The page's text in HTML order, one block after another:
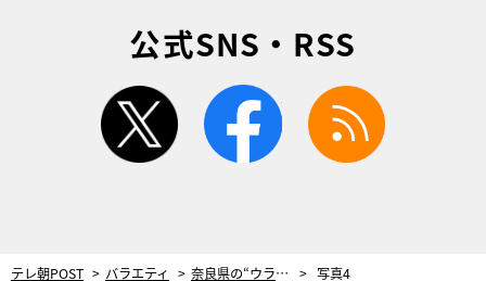
公式SNS・RSS
twitter facebook
テレ朝POST バラエティ 奈良県の“ウラ名物”デカ盛りグルメを調査も…かまいたち＆白石麻衣も爆笑の展開に！ 写真4